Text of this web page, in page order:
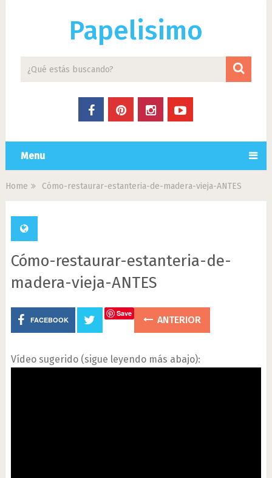
Papelisimo
Menu
Home Cómo-restaurar-estanteria-de-madera-vieja-ANTES
Cómo-restaurar-estanteria-de-
madera-vieja-ANTES
FACEBOOK
Save
ANTERIOR
Vídeo sugerido (sigue leyendo más abajo):